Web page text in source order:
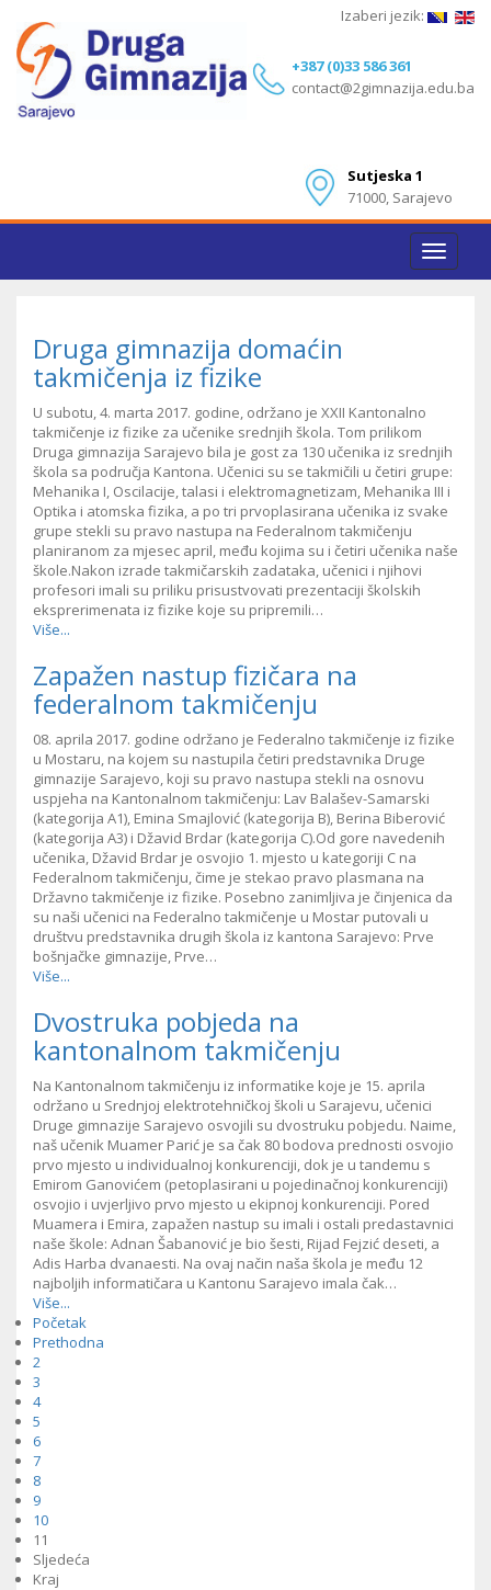
+387 (0)33 586 361
contact@2gimnazija.edu.ba
Sutjeska 1
71000, Sarajevo
Izaberi jezik:
Toggle
Druga gimnazija domaćin
takmičenja iz fizike
U subotu, 4. marta 2017. godine, održano je XXII Kantonalno
takmičenje iz fizike za učenike srednjih škola. Tom prilikom
Druga gimnazija Sarajevo bila je gost za 130 učenika iz srednjih
škola sa područja Kantona. Učenici su se takmičili u četiri grupe:
Mehanika I, Oscilacije, talasi i elektromagnetizam, Mehanika III i
Optika i atomska fizika, a po tri prvoplasirana učenika iz svake
grupe stekli su pravo nastupa na Federalnom takmičenju
planiranom za mjesec april, među kojima su i četiri učenika naše
škole.Nakon izrade takmičarskih zadataka, učenici i njihovi
profesori imali su priliku prisustvovati prezentaciji školskih
eksprerimenata iz fizike koje su pripremili…
Više...
Zapažen nastup fizičara na
federalnom takmičenju
08. aprila 2017. godine održano je Federalno takmičenje iz fizike
u Mostaru, na kojem su nastupila četiri predstavnika Druge
gimnazije Sarajevo, koji su pravo nastupa stekli na osnovu
uspjeha na Kantonalnom takmičenju: Lav Balašev-Samarski
(kategorija A1), Emina Smajlović (kategorija B), Berina Biberović
(kategorija A3) i Džavid Brdar (kategorija C).Od gore navedenih
učenika, Džavid Brdar je osvojio 1. mjesto u kategoriji C na
Federalnom takmičenju, čime je stekao pravo plasmana na
Državno takmičenje iz fizike. Posebno zanimljiva je činjenica da
su naši učenici na Federalno takmičenje u Mostar putovali u
društvu predstavnika drugih škola iz kantona Sarajevo: Prve
bošnjačke gimnazije, Prve…
Više...
Dvostruka pobjeda na
kantonalnom takmičenju
Na Kantonalnom takmičenju iz informatike koje je 15. aprila
održano u Srednjoj elektrotehničkoj školi u Sarajevu, učenici
Druge gimnazije Sarajevo osvojili su dvostruku pobjedu. Naime,
naš učenik Muamer Parić je sa čak 80 bodova prednosti osvojio
prvo mjesto u individualnoj konkurenciji, dok je u tandemu s
Emirom Ganovićem (petoplasirani u pojedinačnoj konkurenciji)
osvojio i uvjerljivo prvo mjesto u ekipnoj konkurenciji. Pored
Muamera i Emira, zapažen nastup su imali i ostali predastavnici
naše škole: Adnan Šabanović je bio šesti, Rijad Fejzić deseti, a
Adis Harba dvanaesti. Na ovaj način naša škola je među 12
najboljih informatičara u Kantonu Sarajevo imala čak…
Više...
Početak
Prethodna
2
3
4
5
6
7
8
9
10
11
Sljedeća
Kraj